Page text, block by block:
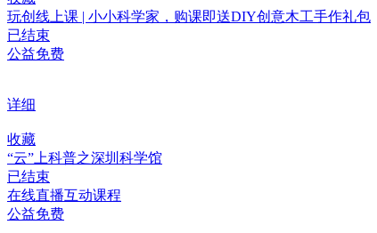
玩创线上课 | 小小科学家，购课即送DIY创意木工手作礼包
已结束
公益免费
详细
收藏
“云”上科普之深圳科学馆
已结束
在线直播互动课程
公益免费